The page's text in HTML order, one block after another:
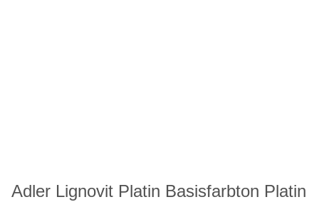
Adler Lignovit Platin Basisfarbton Platin